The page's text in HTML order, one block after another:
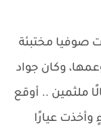
صوفيا مختبئة
وكان جواد
ملثمين .. أوقع
عيارًا